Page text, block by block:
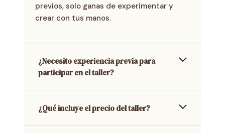
previos, solo ganas de experimentar y
crear con tus manos.
¿Necesito experiencia previa para
participar en el taller?
¿Qué incluye el precio del taller?